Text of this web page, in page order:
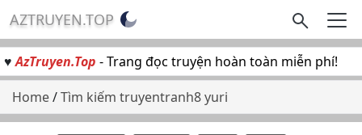
AZTRUYEN.TOP
♥AzTruyen.Top - Trang đọc truyện hoàn toàn miễn phí!
Home/Tìm kiếm truyentranh8 yuri